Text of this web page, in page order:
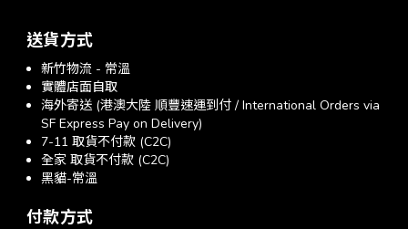
送貨方式
新竹物流 - 常溫
實體店面自取
海外寄送 (港澳大陸 順豐速運到付 / International Orders via
SF Express Pay on Delivery)
7-11 取貨不付款 (C2C)
全家 取貨不付款 (C2C)
黑貓-常溫
付款方式